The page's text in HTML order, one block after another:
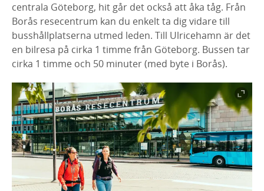
centrala Göteborg, hit går det också att åka tåg. Från
Borås resecentrum kan du enkelt ta dig vidare till
busshållplatserna utmed leden. Till Ulricehamn är det
en bilresa på cirka 1 timme från Göteborg. Bussen tar
cirka 1 timme och 50 minuter (med byte i Borås).